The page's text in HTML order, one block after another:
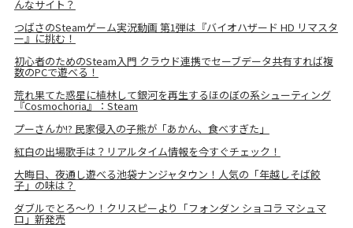
んなサイト？
つばさのSteamゲーム実況動画 第1弾は『バイオハザード HD リマスタ
ー』に挑む！
初心者のためのSteam入門 クラウド連携でセーブデータ共有すれば複
数のPCで遊べる！
荒れ果てた惑星に植林して銀河を再生するほのぼの系シューティング
『Cosmochoria』：Steam
プーさんか!? 民家侵入の子熊が「あかん、食べすぎた」
紅白の出場歌手は？リアルタイム情報を今すぐチェック！
大晦日、夜通し遊べる池袋ナンジャタウン！人気の「年越しそば餃
子」の味は？
ダブルでとろ～り！クリスピーより「フォンダン ショコラ マシュマ
ロ」新発売